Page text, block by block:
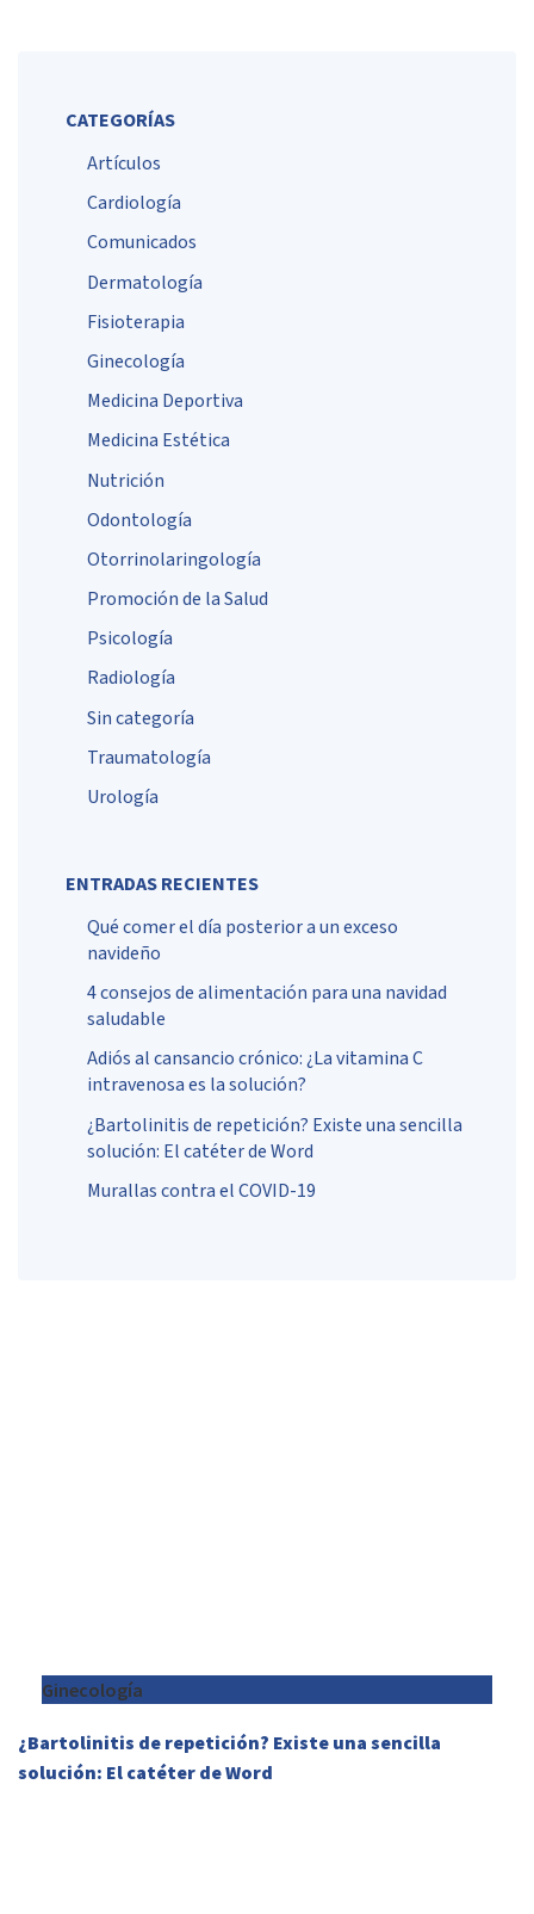
CATEGORÍAS
Artículos
Cardiología
Comunicados
Dermatología
Fisioterapia
Ginecología
Medicina Deportiva
Medicina Estética
Nutrición
Odontología
Otorrinolaringología
Promoción de la Salud
Psicología
Radiología
Sin categoría
Traumatología
Urología
ENTRADAS RECIENTES
Qué comer el día posterior a un exceso
navideño
4 consejos de alimentación para una navidad
saludable
Adiós al cansancio crónico: ¿La vitamina C
intravenosa es la solución?
¿Bartolinitis de repetición? Existe una sencilla
solución: El catéter de Word
Murallas contra el COVID-19
Ginecología
¿Bartolinitis de repetición? Existe una sencilla
solución: El catéter de Word